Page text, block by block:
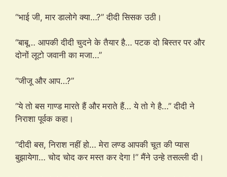
“भाई जी, मार डालोगे क्या…?” दीदी सिसक उठी।
“बाबू… आपकी दीदी चुदने के तैयार है… पटक दो बिस्तर पर और
दोनों लूटो जवानी का मजा…”
“जीजू और आप…?”
“ये तो बस गाण्ड मारते हैं और मराते हैं… ये तो गे है…” दीदी ने
निराशा पूर्वक कहा।
“दीदी बस, निराश नहीं हो… मेरा लण्ड आपकी चूत की प्यास
बुझायेगा… चोद चोद कर मस्त कर देगा !” मैंने उन्हे तसल्ली दी।